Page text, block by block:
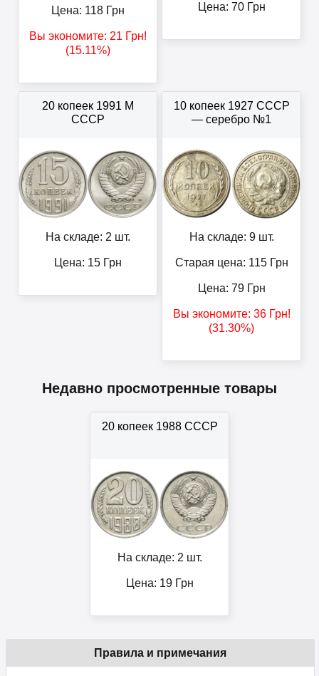
Цена: 118Грн
Вы экономите: 21 Грн!
(15.11%)
Цена: 70Грн
20 копеек 1991 М
СССР
На складе: 2 шт.
Цена: 15Грн
10 копеек 1927 СССР
— серебро №1
На складе: 9 шт.
Старая цена: 115Грн
Цена: 79Грн
Вы экономите: 36Грн!
(31.30%)
Недавно просмотренные товары
20 копеек 1988 СССР
На складе: 2 шт.
Цена: 19Грн
Правила и примечания